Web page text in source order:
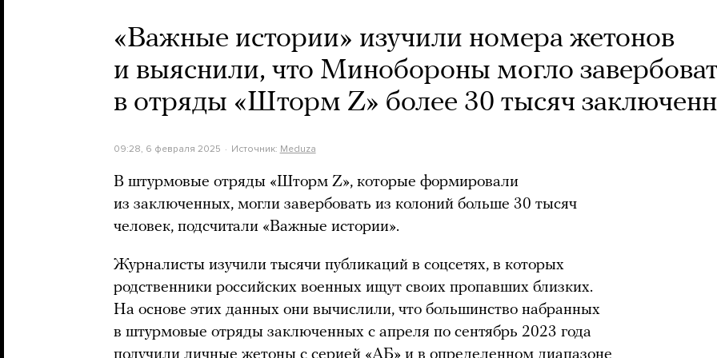
«Важные истории» изучили номера жетонов
и выяснили, что Минобороны могло
в отряды «Шторм Z» более 30 тысяч
09:28, 6 февраля 2025 Источник: Meduza
В штурмовые отряды «Шторм Z», которые формировали
из заключенных, могли завербовать из колоний больше 30 тысяч
человек, подсчитали «Важные истории».
Журналисты изучили тысячи публикаций в соцсетях, в которых
родственники российских военных ищут своих пропавших близких.
На основе этих данных они вычислили, что большинство набранных
в штурмовые отряды заключенных с апреля по сентябрь 2023 года
получили личные жетоны с серией «АБ» и в определенном диапазоне